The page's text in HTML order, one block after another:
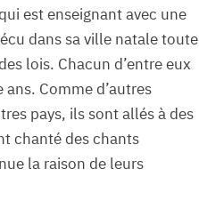
est enseignant avec une
dans sa ville natale toute
lois. Chacun d’entre eux
Comme d’autres
pays, ils sont allés à des
chanté des chants
la raison de leurs